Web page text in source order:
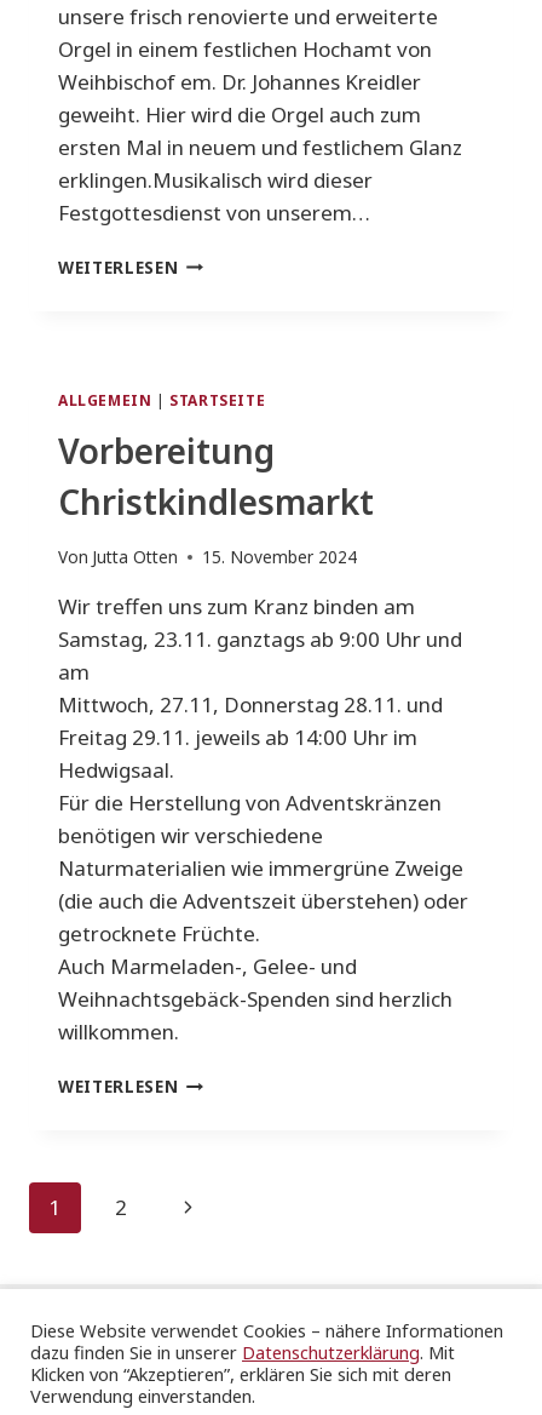
unsere frisch renovierte und erweiterte
Orgel in einem festlichen Hochamt von
Weihbischof em. Dr. Johannes Kreidler
geweiht. Hier wird die Orgel auch zum
ersten Mal in neuem und festlichem Glanz
erklingen.Musikalisch wird dieser
Festgottesdienst von unserem…
WEITERLESEN ORGELWEIHE
ALLGEMEIN | STARTSEITE
Vorbereitung
Christkindlesmarkt
Von Jutta Otten 15. November 2024
Wir treffen uns zum Kranz binden am
Samstag, 23.11. ganztags ab 9:00 Uhr und
am
Mittwoch, 27.11, Donnerstag 28.11. und
Freitag 29.11. jeweils ab 14:00 Uhr im
Hedwigsaal.
Für die Herstellung von Adventskränzen
benötigen wir verschiedene
Naturmaterialien wie immergrüne Zweige
(die auch die Adventszeit überstehen) oder
getrocknete Früchte.
Auch Marmeladen-, Gelee- und
Weihnachtsgebäck-Spenden sind herzlich
willkommen.
WEITERLESEN VORBEREITUNG
Seitennavigation
1 2
Nächste
Katholische Gesamtkirchengemeinde Stuttgart St.
Hedwig & Ulrich
Diese Website verwendet Cookies – nähere Informationen
dazu finden Sie in unserer Datenschutzerklärung. Mit
Klicken von “Akzeptieren”, erklären Sie sich mit deren
Verwendung einverstanden.